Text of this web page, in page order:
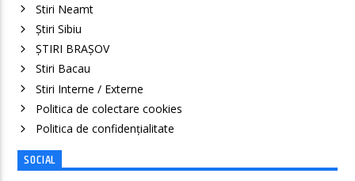
Stiri Neamt
Știri Sibiu
ȘTIRI BRAȘOV
Stiri Bacau
Stiri Interne / Externe
Politica de colectare cookies
Politica de confidenţialitate
SOCIAL